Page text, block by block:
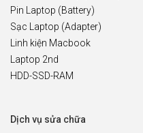
Pin Laptop (Battery)
Sạc Laptop (Adapter)
Linh kiện Macbook
Laptop 2nd
HDD-SSD-RAM
Dịch vụ sửa chữa